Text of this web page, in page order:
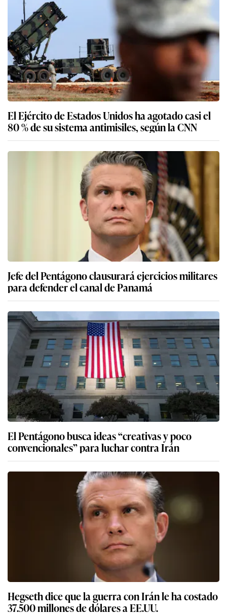
El Ejército de Estados Unidos ha agotado casi el
80 % de su sistema antimisiles, según la CNN
Jefe del Pentágono clausurará ejercicios militares
para defender el canal de Panamá
El Pentágono busca ideas “creativas y poco
convencionales” para luchar contra Irán
Hegseth dice que la guerra con Irán le ha costado
37.500 millones de dólares a EE.UU.